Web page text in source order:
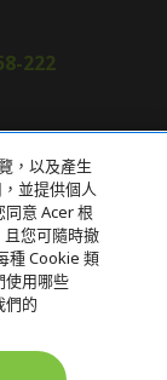
222
，以及產生
並提供個人
意 Acer 根
您可隨時撤
種 Cookie 類
使用哪些
們的